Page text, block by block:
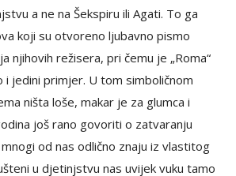
a ne na Šekspiru ili Agati. To ga
koji su otvoreno ljubavno pismo
njihovih režisera, pri čemu je „Roma“
i jedini primjer. U tom simboličnom
ništa loše, makar je za glumca i
još rano govoriti o zatvaranju
od nas odlično znaju iz vlastitog
u djetinjstvu nas uvijek vuku tamo